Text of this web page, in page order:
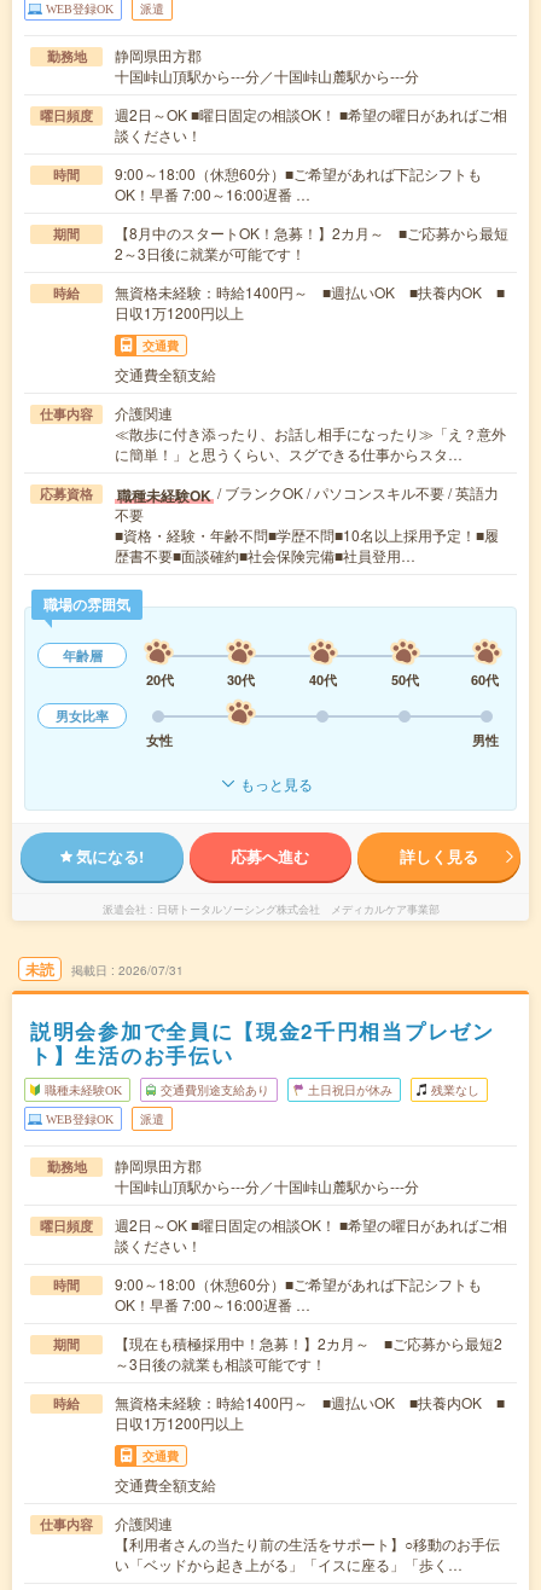
WEB登録OK 派遣
勤務地
静岡県田方郡
十国峠山頂駅から---分／十国峠山麓駅から---分
曜日頻度
週2日～OK ■曜日固定の相談OK！ ■希望の曜日があればご相
談ください！
時間
9:00～18:00（休憩60分）■ご希望があれば下記シフトも
OK！早番 7:00～16:00遅番 …
期間
【8月中のスタートOK！急募！】2カ月～ ■ご応募から最短
2～3日後に就業が可能です！
時給
無資格未経験：時給1400円～ ■週払いOK ■扶養内OK ■
日収1万1200円以上
交通費
交通費全額支給
仕事内容
介護関連
≪散歩に付き添ったり、お話し相手になったり≫「え？意外
に簡単！」と思うくらい、スグできる仕事からスタ…
応募資格 職種未経験OK / ブランクOK / パソコンスキル不要 / 英語力
不要
■資格・経験・年齢不問■学歴不問■10名以上採用予定！■履
歴書不要■面談確約■社会保険完備■社員登用…
職場の雰囲気
年齢層
20代
30代 40代 50代
60代
男女比率
女性
男性
もっと見る
気になる! 応募へ進む 詳しく見る
派遣会社 日研トータルソーシング株式会社 メディカルケア事業部
未読 掲載日 2026/07/31
説明会参加で全員に【現金2千円相当プレゼン
ト】生活のお手伝い
職種未経験OK 交通費別途支給あり 土日祝日が休み 残業なし
WEB登録OK 派遣
勤務地
静岡県田方郡
十国峠山頂駅から---分／十国峠山麓駅から---分
曜日頻度
週2日～OK ■曜日固定の相談OK！ ■希望の曜日があればご相
談ください！
時間
9:00～18:00（休憩60分）■ご希望があれば下記シフトも
OK！早番 7:00～16:00遅番 …
期間
【現在も積極採用中！急募！】2カ月～ ■ご応募から最短2
～3日後の就業も相談可能です！
時給
無資格未経験：時給1400円～ ■週払いOK ■扶養内OK ■
日収1万1200円以上
交通費
交通費全額支給
仕事内容
介護関連
【利用者さんの当たり前の生活をサポート】○移動のお手伝
い「ベッドから起き上がる」「イスに座る」「歩く…